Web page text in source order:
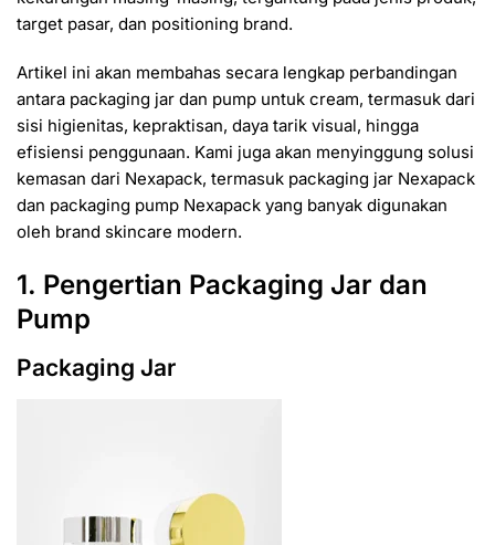
target pasar, dan positioning brand.
Artikel ini akan membahas secara lengkap perbandingan
antara packaging jar dan pump untuk cream, termasuk dari
sisi higienitas, kepraktisan, daya tarik visual, hingga
efisiensi penggunaan. Kami juga akan menyinggung solusi
kemasan dari Nexapack, termasuk packaging jar Nexapack
dan packaging pump Nexapack yang banyak digunakan
oleh brand skincare modern.
1. Pengertian Packaging Jar dan
Pump
Packaging Jar